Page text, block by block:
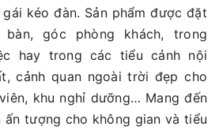
kéo đàn. Sản phẩm được đặt
góc phòng khách, trong
hay trong các tiểu cảnh nội
cảnh quan ngoài trời đẹp cho
khu nghỉ dưỡng… Mang đến
ấn tượng cho không gian và tiểu